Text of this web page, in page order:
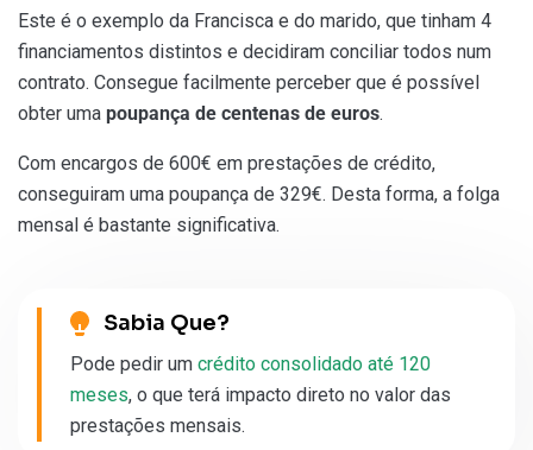
Este é o exemplo da Francisca e do marido, que tinham 4
financiamentos distintos e decidiram conciliar todos num
contrato. Consegue facilmente perceber que é possível
obter uma poupança de centenas de euros.
Com encargos de 600€ em prestações de crédito,
conseguiram uma poupança de 329€. Desta forma, a folga
mensal é bastante significativa.
Sabia Que?
Pode pedir um crédito consolidado até 120
meses, o que terá impacto direto no valor das
prestações mensais.